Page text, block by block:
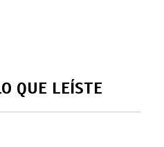
QUE LEÍSTE